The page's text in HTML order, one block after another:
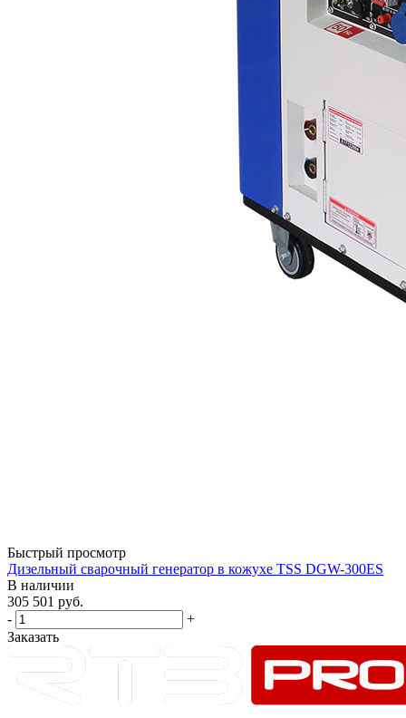
Быстрый просмотр
Дизельный сварочный генератор в кожухе TSS DGW-300ES
В наличии
305 501 руб.
-
+
Заказать